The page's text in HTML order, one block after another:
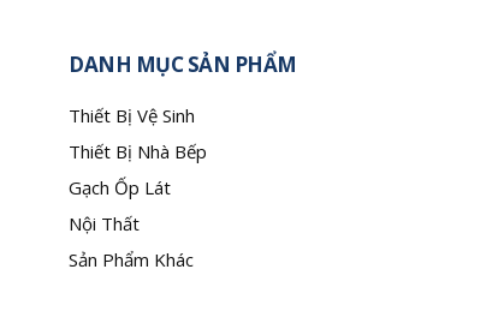
DANH MỤC SẢN PHẨM
Thiết Bị Vệ Sinh
Thiết Bị Nhà Bếp
Gạch Ốp Lát
Nội Thất
Sản Phẩm Khác